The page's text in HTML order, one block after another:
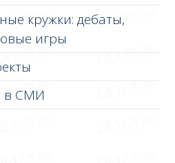
кружки: дебаты,
игры
в СМИ